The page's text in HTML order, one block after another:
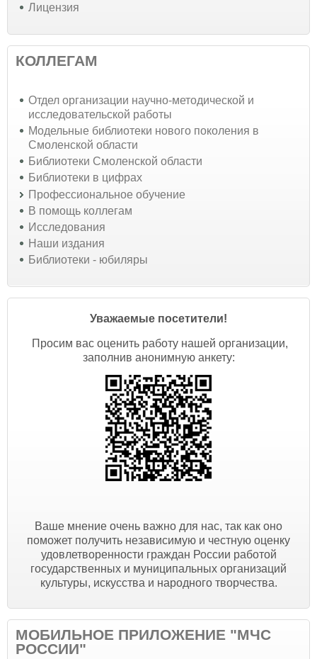
Лицензия
КОЛЛЕГАМ
Отдел организации научно-методической и
исследовательской работы
Модельные библиотеки нового поколения в
Смоленской области
Библиотеки Смоленской области
Библиотеки в цифрах
Профессиональное обучение
В помощь коллегам
Исследования
Наши издания
Библиотеки - юбиляры
Уважаемые посетители!
Просим вас оценить работу нашей организации,
заполнив анонимную анкету:
Ваше мнение очень важно для нас, так как оно
поможет получить независимую и честную оценку
удовлетворенности граждан России работой
государственных и муниципальных организаций
культуры, искусства и народного творчества.
МОБИЛЬНОЕ ПРИЛОЖЕНИЕ "МЧС
РОССИИ"